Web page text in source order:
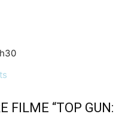
FILME “TOP GUN: